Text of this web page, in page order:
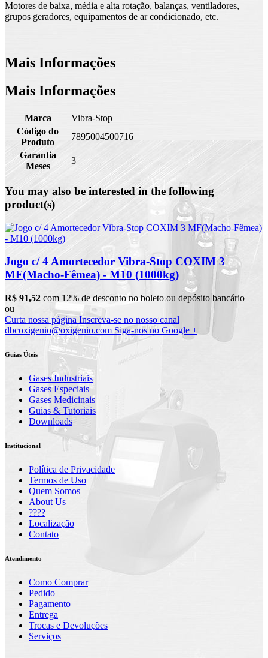
Motores de baixa, média e alta rotação, balanças, ventiladores,
grupos geradores, equipamentos de ar condicionado, etc.
Mais Informações
Mais Informações
Marca
Vibra-Stop
Código do
Produto
7895004500716
Garantia
Meses
3
You may also be interested in the following
product(s)
Jogo c/ 4 Amortecedor Vibra-Stop COXIM 3
MF(Macho-Fêmea) - M10 (1000kg)
R$ 91,52 com 12% de desconto no boleto ou depósito bancário
ou
Curta nossa página Inscreva-se no nosso canal
dbcoxigenio@oxigenio.com Siga-nos no Google +
Guias Úteis
Gases Industriais
Gases Especiais
Gases Medicinais
Guias & Tutoriais
Downloads
Institucional
Política de Privacidade
Termos de Uso
Quem Somos
About Us
????
Localização
Contato
Atendimento
Como Comprar
Pedido
Pagamento
Entrega
Trocas e Devoluções
Serviços